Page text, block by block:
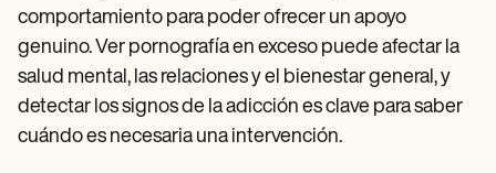
comportamiento para poder ofrecer un apoyo
genuino. Ver pornografía en exceso puede afectar la
salud mental, las relaciones y el bienestar general, y
detectar los signos de la adicción es clave para saber
cuándo es necesaria una intervención.